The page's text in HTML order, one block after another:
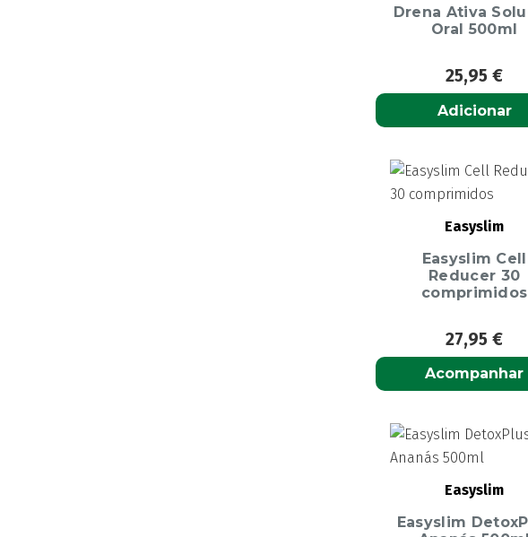
Drena Ativa
Oral 500ml
25,95€
Adicionar
Easyslim
Easyslim Cell
Reducer 30
comprimidos
27,95€
Acompanhar
Easyslim
Easyslim